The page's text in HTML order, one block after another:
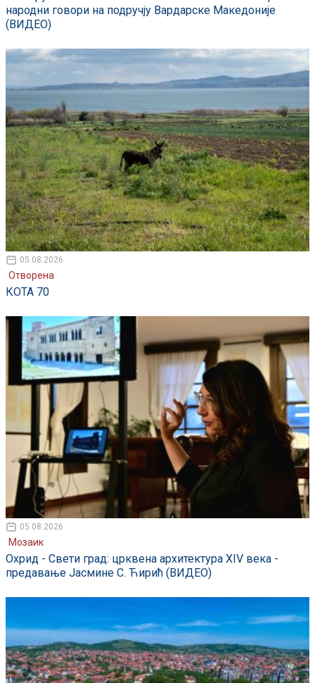
народни говори на подручју Вардарске Македоније
(ВИДЕО)
05.08.2026
Отворена
КОТА 70
05.08.2026
Мозаик
Охрид - Свети град: црквена архитектура XIV века -
предавање Јасмине С. Ћирић (ВИДЕО)